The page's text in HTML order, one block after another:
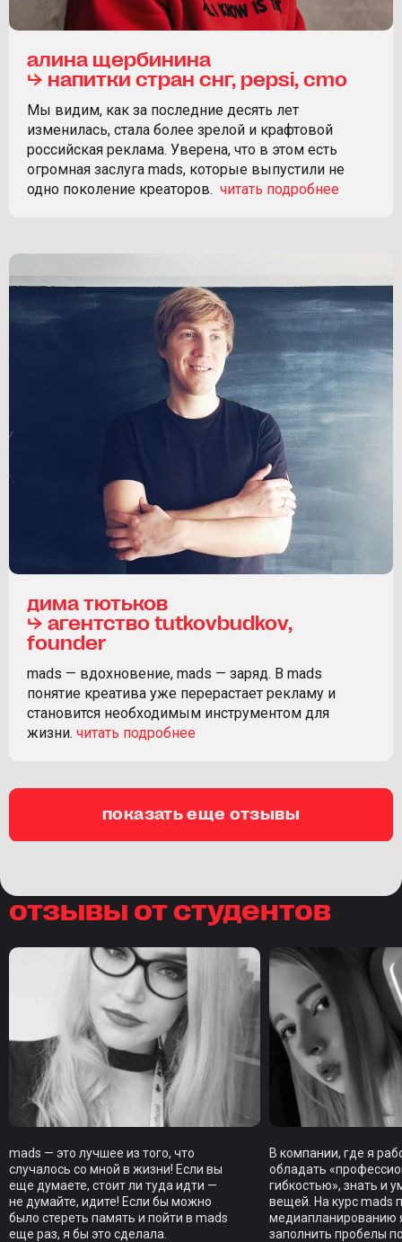
алина щербинина
⮡ напитки стран снг, pepsi, cmo
Мы видим, как за последние десять лет
изменилась, стала более зрелой и крафтовой
российская реклама. Уверена, что в этом есть
огромная заслуга mads, которые выпустили не
одно поколение креаторов.
дима тютьков
⮡ агентство tutkovbudkov,
founder
mads — вдохновение, mads — заряд. В mads
понятие креатива уже перерастает рекламу и
становится необходимым инструментом для
жизни.
показать еще отзывы
отзывы от студентов
mads — это лучшее из того, что
случалось со мной в жизни! Если вы
еще думаете, стоит ли туда идти —
не думайте, идите! Если бы можно
было стереть память и пойти в mads
еще раз, я бы это сделала.
В компании, где я
обладать
гибкостью», знать и
вещей. На курс mads
медиапланированию
заполнить пробелы